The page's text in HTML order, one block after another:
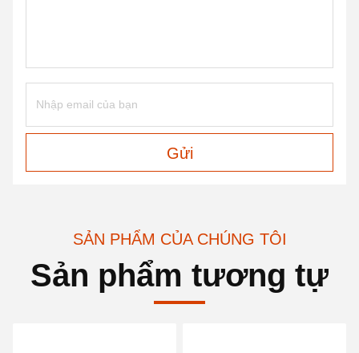
Gửi
SẢN PHẨM CỦA CHÚNG TÔI
Sản phẩm tương tự